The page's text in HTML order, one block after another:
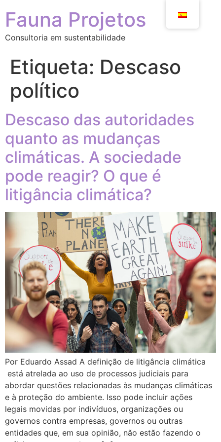
Fauna Projetos
Consultoria em sustentabilidade
Etiqueta: Descaso
político
Descaso das autoridades
quanto as mudanças
climáticas. A sociedade
pode reagir? O que é
litigância climática?
Por Eduardo Assad A definição de litigância climática
está atrelada ao uso de processos judiciais para
abordar questões relacionadas às mudanças climáticas
e à proteção do ambiente. Isso pode incluir ações
legais movidas por indivíduos, organizações ou
governos contra empresas, governos ou outras
entidades que, em sua opinião, não estão fazendo o